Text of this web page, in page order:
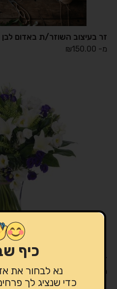
זר בעיצוב השוזר/ת באדום לבן
מ- ₪150.00
זר פרחים אמסטרדם
מ-
כיף
נא לבחור את
כדי שנציג לך